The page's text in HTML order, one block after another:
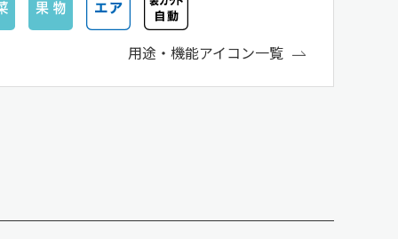
用途・機能アイコン一覧